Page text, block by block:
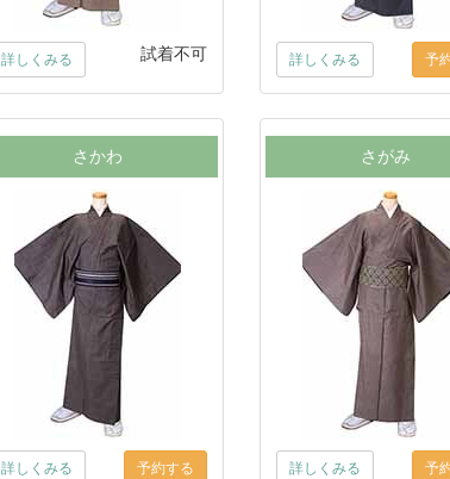
詳しくみる 試着不可 詳しくみる
さかわ
詳しくみる
さがみ
詳しくみる